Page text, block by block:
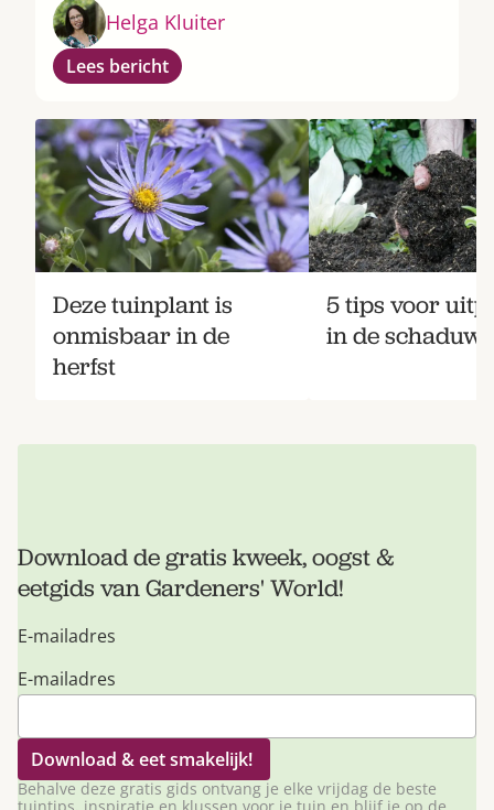
Helga Kluiter
Lees bericht
Deze tuinplant is
onmisbaar in de
herfst
5 tips voor
in de schaduw
Download de gratis kweek, oogst &
eetgids van Gardeners' World!
E-mailadres
E-mailadres
Behalve deze gratis gids ontvang je elke vrijdag de beste